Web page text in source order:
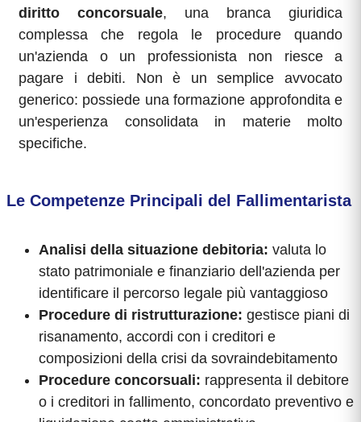
diritto concorsuale, una branca giuridica
complessa che regola le procedure quando
un'azienda o un professionista non riesce a
pagare i debiti. Non è un semplice avvocato
generico: possiede una formazione approfondita e
un'esperienza consolidata in materie molto
specifiche.
Le Competenze Principali del Fallimentarista
Analisi della situazione debitoria: valuta lo
stato patrimoniale e finanziario dell'azienda per
identificare il percorso legale più vantaggioso
Procedure di ristrutturazione: gestisce piani di
risanamento, accordi con i creditori e
composizioni della crisi da sovraindebitamento
Procedure concorsuali: rappresenta il debitore
o i creditori in fallimento, concordato preventivo e